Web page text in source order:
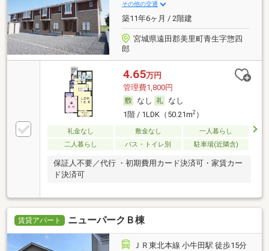
その他の交通
築11年6ヶ月 / 2階建
宮城県遠田郡美里町青生字惣四
郎
4.65万円
管理費1,800円
なし
なし
1階 / 1LDK（50.21m2）
礼金なし 敷金なし
一人暮らし
二人暮らし
バス・トイレ別 駐車場(近隣含)
保証人不要／代行 ・初期費用カード決済可・家賃カー
ド決済可
賃貸アパート ニューパークＢ棟
ＪＲ東北本線 小牛田駅 徒歩15分